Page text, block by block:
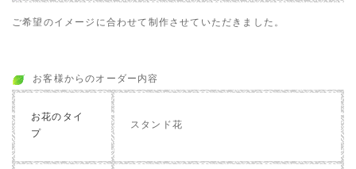
ご希望のイメージに合わせて制作させていただきました。
お客様からのオーダー内容
お花のタイ
プ
スタンド花